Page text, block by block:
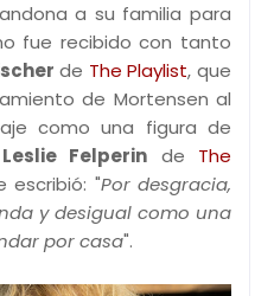
a su familia para
fue recibido con tanto
de The Playlist, que
de Mortensen al
como una figura de
Leslie Felperin de The
escribió: "Por desgracia,
y desigual como una
por casa".